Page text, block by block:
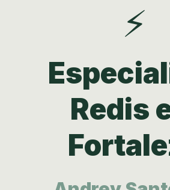
⚡
Redis